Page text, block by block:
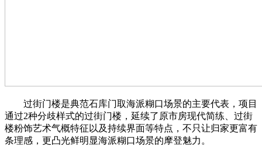
过街门楼是典范石库门取海派糊口场景的主要代表，项目
通过2种分歧样式的过街门楼，延续了原市房现代简练、过街
楼粉饰艺术气概特征以及持续界面等特点，不只让归家更富有
条理感，更凸光鲜明显海派糊口场景的摩登魅力。